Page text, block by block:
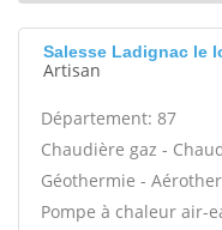
Salesse Ladignac le
Artisan
Département: 87
Chaudière gaz -
Géothermie -
Pompe à chaleur air-